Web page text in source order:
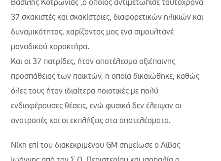
Βασίλης Κοτρωνιάς ,ο οποίος αντιμετώπισε ταυτόχρονα
37 σκακιστές και σκακίστριες, διαφορετικών ηλικιών και
δυναμικότητας, χαρίζοντας μας ενα σιμουλτανέ
μοναδικού χαρακτήρα.
Και οι 37 πατρίδες, ήταν αποτέλεσμα αξιέπαινης
προσπάθειας των παικτών, η οποία δικαιώθηκε, καθώς
όλες τους ήταν ιδιαίτερα ποιοτικές με πολύ
ενδιαφέρουσες θέσεις, ενώ φυσικά δεν έλειψαν οι
ανατροπές και οι εκπλήξεις στα αποτελέσματα.
Νίκη επί του διακεκριμένου GM σημείωσε ο Λίβας